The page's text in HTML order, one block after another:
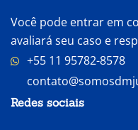
Você pode entrar em
avaliará seu caso e
+55 11 95782-8578
Redes sociais